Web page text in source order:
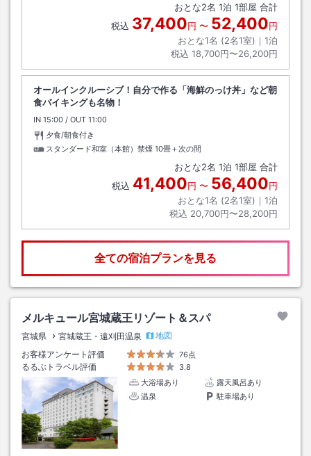
おとな2名 1泊 1部屋 合計
税込 37,400円 〜 52,400円
おとな1名 (2名1室)｜ 1泊
税込 18,700円〜26,200円
オールインクルーシブ！自分で作る「海鮮のっけ丼」など朝
食バイキングも名物！
IN チェックイン
15:00 / OUT チェックアウト
11:00
夕食/朝食付き
スタンダード和室（本館）禁煙 10畳＋次の間
おとな2名 1泊 1部屋 合計
税込 41,400円 〜 56,400円
おとな1名 (2名1室)｜ 1泊
税込 20,700円〜28,200円
全ての宿泊プランを見る
メルキュール宮城蔵王リゾート＆スパ
宮城県 宮城蔵王・遠刈田温泉
地図
お客様アンケート評価
76点
るるぶトラベル評価
3.8
大浴場あり
露天風呂あり
温泉
駐車場あり